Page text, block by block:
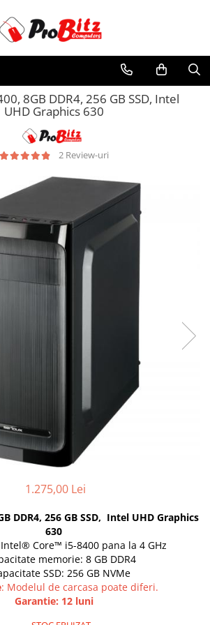
Laptop
HAND
8GB DDR4, 256 GB SSD, Intel
UHD Graphics 630
2 Review-uri
1.275,00 Lei
DDR4, 256 GB SSD, Intel UHD Graphics
630
Core™ i5-8400 pana la 4 GHz
memorie: 8 GB DDR4
SSD: 256 GB NVMe
: Modelul de carcasa poate diferi.
Garantie: 12 luni